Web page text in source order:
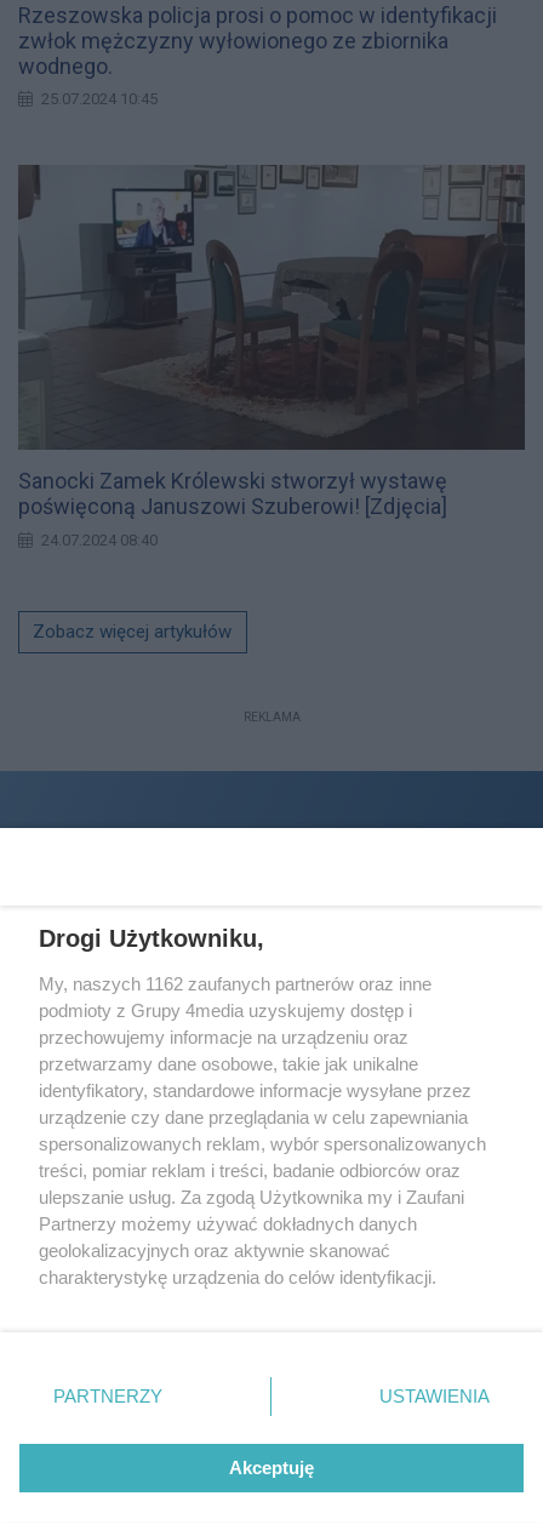
Rzeszowska policja prosi o pomoc w identyfikacji
zwłok mężczyzny wyłowionego ze zbiornika
wodnego.
25.07.2024 10:45
Sanocki Zamek Królewski stworzył wystawę
poświęconą Januszowi Szuberowi! [Zdjęcia]
24.07.2024 08:40
Zobacz więcej artykułów
REKLAMA
Wydawcąhalorzeszow.pljest:
STOWARZYSZENIE INICJATYW SPOŁECZNYCH PERSPEKTYWA
Adres do korespondencji:
ul. Piastów 3/2035-077 Rzeszów
kontakt@halorzeszow.pl
Redakcja Reklama Kontakt
Patronat medialny
Regulamin portalu
Polityka prywatności
Instagram.com
Tiktok.comYoutube.com
przygotowany przez
Drogi Użytkowniku,
My, naszych 1162 zaufanych partnerów oraz inne
podmioty z Grupy 4media uzyskujemy dostęp i
przechowujemy informacje na urządzeniu oraz
przetwarzamy dane osobowe, takie jak unikalne
identyfikatory, standardowe informacje wysyłane przez
urządzenie czy dane przeglądania w celu zapewniania
spersonalizowanych reklam, wybór spersonalizowanych
treści, pomiar reklam i treści, badanie odbiorców oraz
ulepszanie usług. Za zgodą Użytkownika my i Zaufani
Partnerzy możemy używać dokładnych danych
geolokalizacyjnych oraz aktywnie skanować
charakterystykę urządzenia do celów identyfikacji.
zmienić/wycofać klikając przycisk ustawień prywatności
użytkownika, ale masz prawo sprzeciwić się takiemu
przetwarzaniu. Preferencje będą miały zastosowania tylko
PARTNERZY USTAWIENIA
Akceptuję